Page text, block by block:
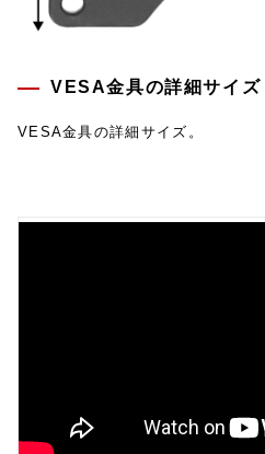
VESA金具の詳細サイズ
VESA金具の詳細サイズ。